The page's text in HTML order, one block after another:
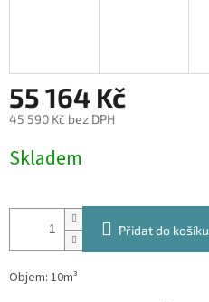
55 164 Kč
45 590 Kč bez DPH
cena:
Skladem
Přidat do košíku
Objem: 10m³